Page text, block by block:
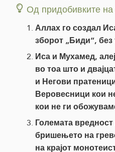
Од придобивките
Аллах го создал
зборот „Биди“, без
Иса и Мухамед,
во тоа што и
и Негови
Веровесници кои
кои не ги
Големата
бришењето на
на крајот